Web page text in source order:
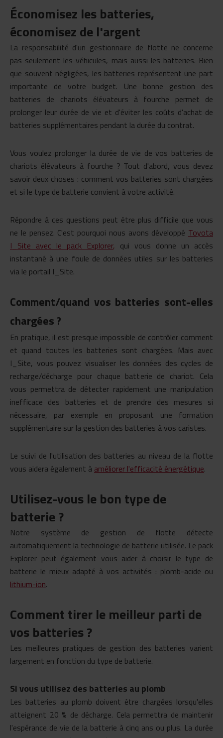
Économisez les batteries,
économisez de l'argent
La responsabilité d'un gestionnaire de flotte ne concerne
pas seulement les véhicules, mais aussi les batteries. Bien
que souvent négligées, les batteries représentent une part
importante de votre budget. Une bonne gestion des
batteries de chariots élévateurs à fourche permet de
prolonger leur durée de vie et d'éviter les coûts d'achat de
batteries supplémentaires pendant la durée du contrat.
Vous voulez prolonger la durée de vie de vos batteries de
chariots élévateurs à fourche ? Tout d'abord, vous devez
savoir deux choses : comment vos batteries sont chargées
et si le type de batterie convient à votre activité.
Répondre à ces questions peut être plus difficile que vous
ne le pensez. C'est pourquoi nous avons développé Toyota
I_Site avec le pack Explorer, qui vous donne un accès
instantané à une foule de données utiles sur les batteries
via le portail I_Site.
Comment/quand vos batteries sont-elles
chargées ?
En pratique, il est presque impossible de contrôler comment
et quand toutes les batteries sont chargées. Mais avec
I_Site, vous pouvez visualiser les données des cycles de
recharge/décharge pour chaque batterie de chariot. Cela
vous permettra de détecter rapidement une manipulation
inefficace des batteries et de prendre des mesures si
nécessaire, par exemple en proposant une formation
supplémentaire sur la gestion des batteries à vos caristes.
Le suivi de l'utilisation des batteries au niveau de la flotte
vous aidera également à améliorer l'efficacité énergétique.
Utilisez-vous le bon type de
batterie ?
Notre système de gestion de flotte détecte
automatiquement la technologie de batterie utilisée. Le pack
Explorer peut également vous aider à choisir le type de
batterie le mieux adapté à vos activités : plomb-acide ou
lithium-ion.
Comment tirer le meilleur parti de
vos batteries ?
Les meilleures pratiques de gestion des batteries varient
largement en fonction du type de batterie.
Si vous utilisez des batteries au plomb
Les batteries au plomb doivent être chargées lorsqu'elles
atteignent 20 % de décharge. Cela permettra de maintenir
l'espérance de vie de la batterie à cinq ans ou plus. La durée